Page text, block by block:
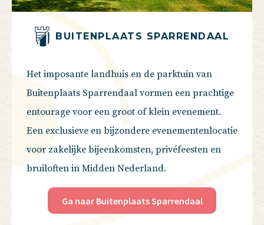
BUITENPLAATS SPARRENDAAL
Het imposante landhuis en de parktuin van
Buitenplaats Sparrendaal vormen een prachtige
entourage voor een groot of klein evenement.
Een exclusieve en bijzondere evenementenlocatie
voor zakelijke bijeenkomsten, privéfeesten en
bruiloften in Midden Nederland.
Ga naar Buitenplaats Sparrendaal